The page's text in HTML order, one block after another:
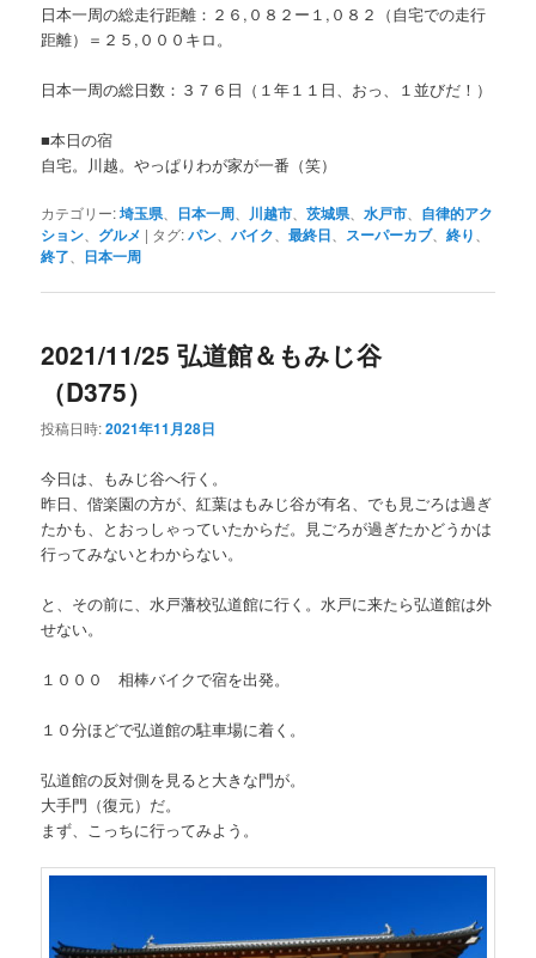
日本一周の総走行距離：２６,０８２ー１,０８２（自宅での走行
距離）＝２５,０００キロ。
日本一周の総日数：３７６日（１年１１日、おっ、１並びだ！）
■本日の宿
自宅。川越。やっぱりわが家が一番（笑）
カテゴリー:埼玉県 日本一周 川越市 、茨城県 、水戸市
自律的アク
ション
グルメ | タグ:パン 、バイク 、最終日 スーパーカブ、終り
終了 日本一周
2021/11/25 弘道館＆もみじ谷
（D375）
投稿日時:2021年11月28日
今日は、もみじ谷へ行く。
昨日、偕楽園の方が、紅葉はもみじ谷が有名、でも見ごろは過ぎ
たかも、とおっしゃっていたからだ。見ごろが過ぎたかどうかは
行ってみないとわからない。
と、その前に、水戸藩校弘道館に行く。水戸に来たら弘道館は外
せない。
１０００ 相棒バイクで宿を出発。
１０分ほどで弘道館の駐車場に着く。
弘道館の反対側を見ると大きな門が。
大手門（復元）だ。
まず、こっちに行ってみよう。